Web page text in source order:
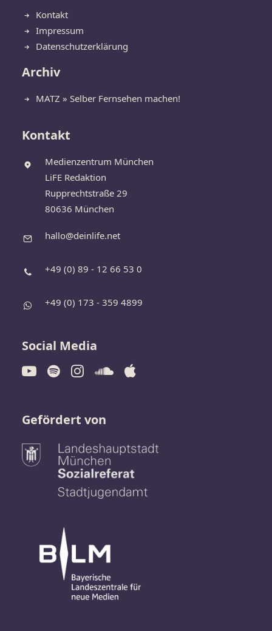
Kontakt
Impressum
Datenschutzerklärung
Archiv
MATZ » Selber Fernsehen machen!
Kontakt
Medienzentrum München
LiFE Redaktion
Rupprechtstraße 29
80636 München
hallo@deinlife.net
+49 (0) 89 - 12 66 53 0
+49 (0) 173 - 359 4899
Social Media
Gefördert von